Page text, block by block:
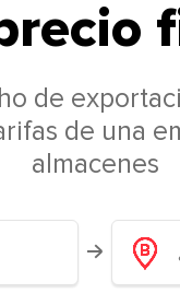
de
de una
almacenes